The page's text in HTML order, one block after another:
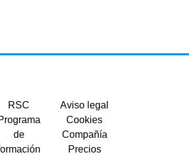
RSC
de
Aviso legal
Cookies
Compañía
Precios